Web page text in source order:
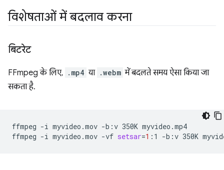
विशेषताओं में बदलाव करना
बिटरेट
FFmpeg के लिए, .mp4 या .webm में बदलते समय ऐसा किया जा
सकता है.
ffmpeg -i myvideo.mov -b:v 350K myvideo.mp4
ffmpeg -i myvideo.mov -vf setsar=1 :1 -b:v 350K